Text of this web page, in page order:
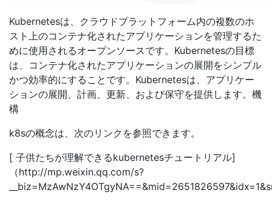
Kubernetesは、クラウドプラットフォーム内の複数のホ
スト上のコンテナ化されたアプリケーションを管理するた
めに使用されるオープンソースです。Kubernetesの目標
は、コンテナ化されたアプリケーションの展開をシンプル
かつ効率的にすることです。Kubernetesは、アプリケー
ションの展開、計画、更新、および保守を提供します。機
構
k8sの概念は、次のリンクを参照できます。
[ 子供たちが理解できるkubernetesチュートリアル]
（http://mp.weixin.qq.com/s?